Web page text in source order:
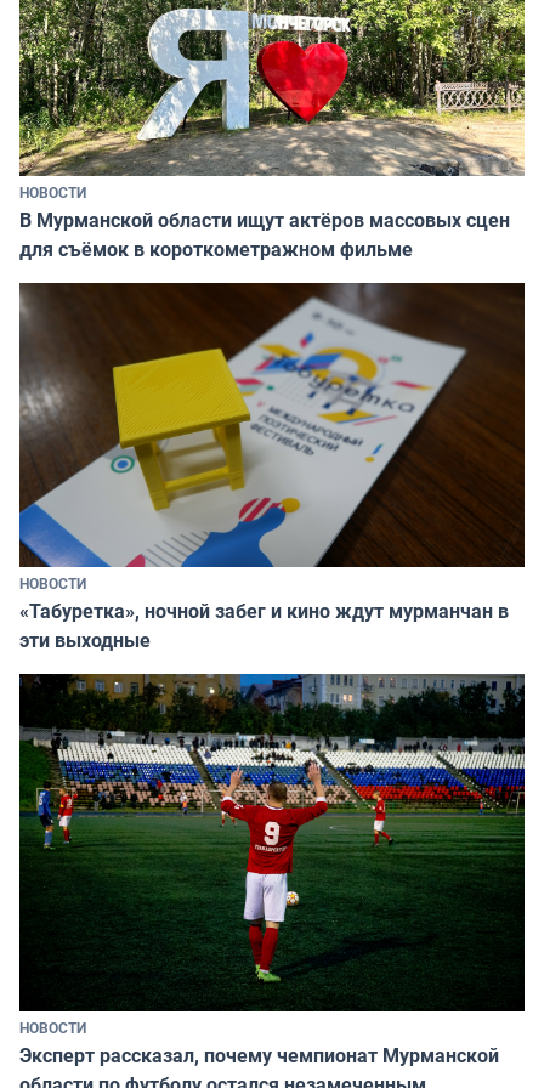
НОВОСТИ
В Мурманской области ищут актёров массовых сцен
для съёмок в короткометражном фильме
НОВОСТИ
«Табуретка», ночной забег и кино ждут мурманчан в
эти выходные
НОВОСТИ
Эксперт рассказал, почему чемпионат Мурманской